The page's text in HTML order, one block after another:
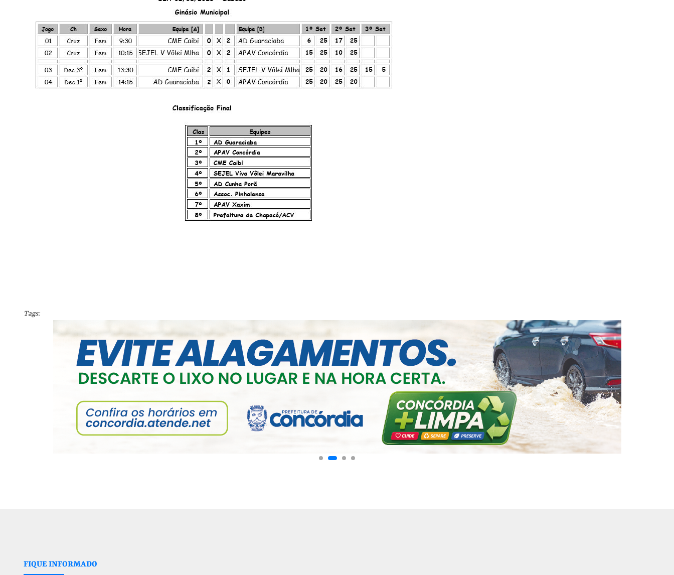
Tags:
FIQUE INFORMADO